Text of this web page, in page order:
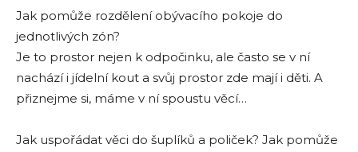
Jak pomůže rozdělení obývacího pokoje do
jednotlivých zón?
Je to prostor nejen k odpočinku, ale často se v ní
nachází i jídelní kout a svůj prostor zde mají i děti. A
přiznejme si, máme v ní spoustu věcí…
Jak uspořádat věci do šuplíků a poliček? Jak pomůže